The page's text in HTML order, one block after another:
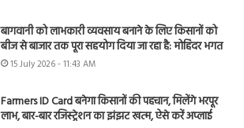
बागवानी को लाभकारी व्यवसाय बनाने के लिए किसानों को
बीज से बाजार तक पूरा सहयोग दिया जा रहा है: मोहिंदर भगत
15 July 2026 - 11:43 AM
Farmers ID Card बनेगा किसानों की पहचान, मिलेंगे भरपूर
लाभ, बार-बार रजिस्ट्रेशन का झंझट खत्म, ऐसे करें अप्लाई